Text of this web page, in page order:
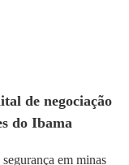
de negociação
do Ibama